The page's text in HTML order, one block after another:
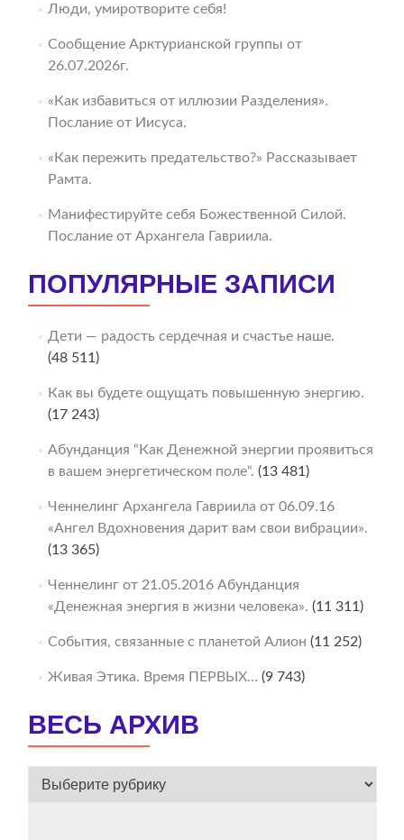
Люди, умиротворите себя!
Сообщение Арктурианской группы от
26.07.2026г.
«Как избавиться от иллюзии Разделения».
Послание от Иисуса.
«Как пережить предательство?» Рассказывает
Рамта.
Манифестируйте себя Божественной Силой.
Послание от Архангела Гавриила.
ПОПУЛЯРНЫЕ ЗАПИСИ
Дети — радость сердечная и счастье наше.
(48 511)
Как вы будете ощущать повышенную энергию.
(17 243)
Абунданция “Как Денежной энергии проявиться
в вашем энергетическом поле“. (13 481)
Ченнелинг Архангела Гавриила от 06.09.16
«Ангел Вдохновения дарит вам свои вибрации».
(13 365)
Ченнелинг от 21.05.2016 Абунданция
«Денежная энергия в жизни человека». (11 311)
События, связанные с планетой Алион (11 252)
Живая Этика. Время ПЕРВЫХ… (9 743)
ВЕСЬ АРХИВ
ВЕСЬ